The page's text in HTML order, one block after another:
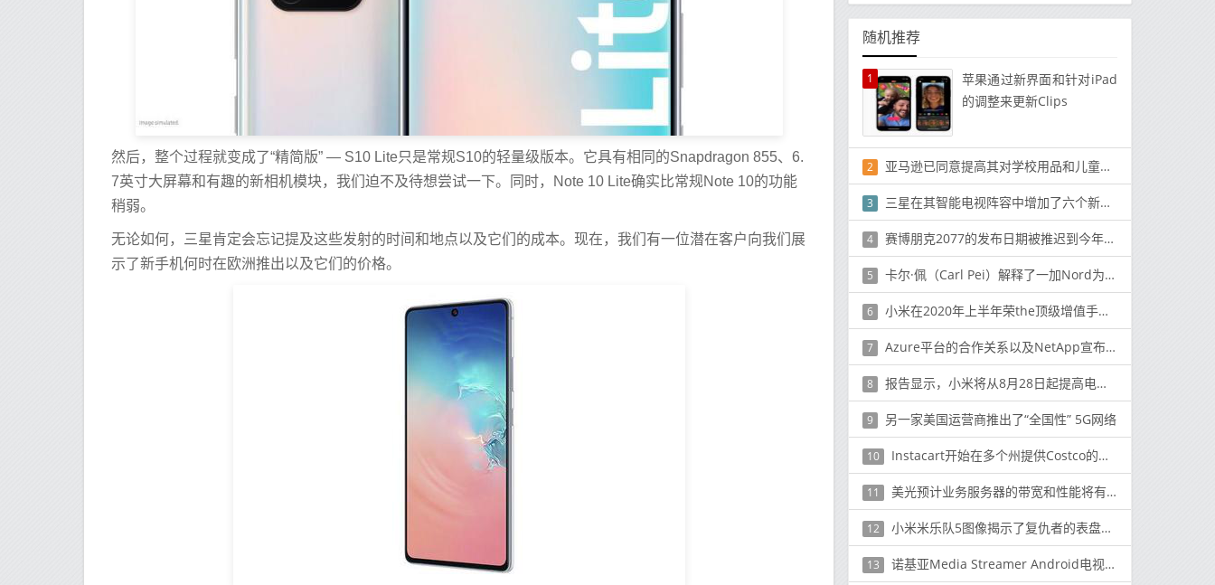
然后，整个过程就变成了“精简版” — S10 Lite只是常规S10的轻量级版本。它具有相同的Snapdragon 855、6.
7英寸大屏幕和有趣的新相机模块，我们迫不及待想尝试一下。同时，Note 10 Lite确实比常规Note 10的功能
稍弱。
无论如何，三星肯定会忘记提及这些发射的时间和地点以及它们的成本。现在，我们有一位潜在客户向我们展
示了新手机何时在欧洲推出以及它们的价格。
随机推荐
1
苹果通过新界面和针对iPad
的调整来更新Clips
2 亚马逊已同意提高其对学校用品和儿童珠宝的质量控制标准
3 三星在其智能电视阵容中增加了六个新的健身应用程序
4 赛博朋克2077的发布日期被推迟到今年晚些时候
5 卡尔·佩（Carl Pei）解释了一加Nord为什么不在美国推出的原因
6 小米在2020年上半年荣the顶级增值手机品牌
7 Azure平台的合作关系以及NetApp宣布新的全闪存存储系统对于中端客户
8 报告显示，小米将从8月28日起提高电视价格，因为显示面板成本激增
9 另一家美国运营商推出了“全国性” 5G网络
10 Instacart开始在多个州提供Costco的处方
11 美光预计业务服务器的带宽和性能将有显著改善
12 小米米乐队5图像揭示了复仇者的表盘，全球NFC等
13 诺基亚Media Streamer Android电视盒在印度推出，价格为₹3,499（〜$ 46）